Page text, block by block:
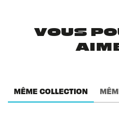
VOUS
MÊME COLLECTION